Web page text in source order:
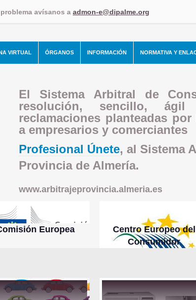
avísanos a admon-e@dipalme.org
VIRTUAL ÓRGANOS INFORMACIÓN NORMATIVA Y
El Sistema Arbitral de
resolución, sencillo,
reclamaciones planteadas
a empresarios y comerciantes
Profesional Únete, al Sistema
Provincia de Almería.
www.arbitrajeprovincia.almeria.es
Europea
Centro Europeo del
Consumidor